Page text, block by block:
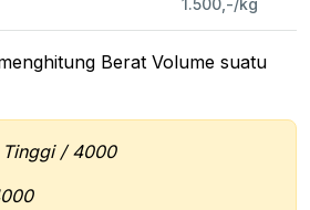
1.500,-/kg
Berat Volume suatu
Tinggi / 4000